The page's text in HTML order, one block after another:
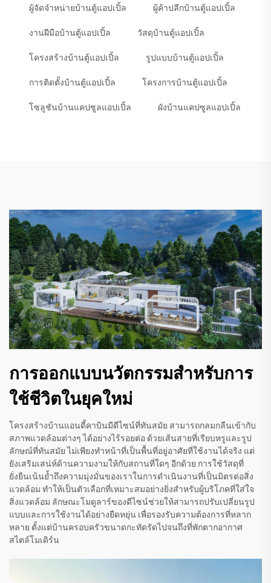
ผู้จัดจำหน่ายบ้านตู้แอปเปิ้ล ผู้ค้าปลีกบ้านตู้แอปเปิ้ล
งานฝีมือบ้านตู้แอปเปิ้ล วัสดุบ้านตู้แอปเปิ้ล
โครงสร้างบ้านตู้แอปเปิ้ล รูปแบบบ้านตู้แอปเปิ้ล
การติดตั้งบ้านตู้แอปเปิ้ล โครงการบ้านตู้แอปเปิ้ล
โซลูชันบ้านแคปซูลแอปเปิ้ล ผังบ้านแคปซูลแอปเปิ้ล
การออกแบบนวัตกรรมสำหรับการ
ใช้ชีวิตในยุคใหม่
โครงสร้างบ้านแอนดี้คาบินมีดีไซน์ที่ทันสมัย สามารถกลมกลืนเข้ากับ
สภาพแวดล้อมต่างๆ ได้อย่างไร้รอยต่อ ด้วยเส้นสายที่เรียบหรูและรูป
ลักษณ์ที่ทันสมัย ไม่เพียงทำหน้าที่เป็นพื้นที่อยู่อาศัยที่ใช้งานได้จริง แต่
ยังเสริมเสน่ห์ด้านความงามให้กับสถานที่ใดๆ อีกด้วย การใช้วัสดุที่
ยั่งยืนเน้นย้ำถึงความมุ่งมั่นของเราในการดำเนินงานที่เป็นมิตรต่อสิ่ง
แวดล้อม ทำให้เป็นตัวเลือกที่เหมาะสมอย่างยิ่งสำหรับผู้บริโภคที่ใส่ใจ
สิ่งแวดล้อม ลักษณะโมดูลาร์ของดีไซน์ช่วยให้สามารถปรับเปลี่ยนรูป
แบบและการใช้งานได้อย่างยืดหยุ่น เพื่อรองรับความต้องการที่หลาก
หลาย ตั้งแต่บ้านครอบครัวขนาดกะทัดรัดไปจนถึงที่พักตากอากาศ
สไตล์โมเดิร์น